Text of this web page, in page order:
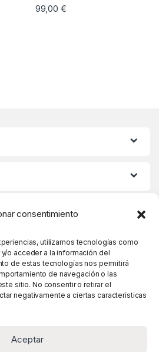
consentimiento
utilizamos tecnologías como
o acceder a la información del
de estas tecnologías nos permitirá
de navegación o las
sitio. No consentir o retirar el
negativamente a ciertas características
Aceptar
99,00 €